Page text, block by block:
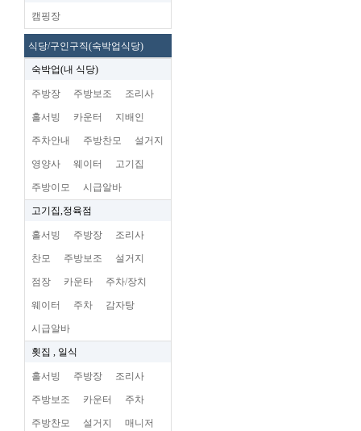
캠핑장
식당/구인구직(숙박업식당)
숙박업(내 식당)
주방장 주방보조 조리사
홀서빙 카운터 지배인
주차안내 주방찬모 설거지
영양사 웨이터 고기집
주방이모 시급알바
고기집,정육점
홀서빙 주방장 조리사
찬모 주방보조 설거지
점장 카운타 주차/장치
웨이터 주차 감자탕
시급알바
횟집 , 일식
홀서빙 주방장 조리사
주방보조 카운터 주차
주방찬모 설거지 매니저